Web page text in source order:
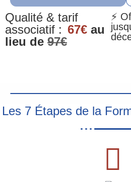
Qualité & tarif
associatif : 67€ au
lieu de 97€
⚡
Les 7 Étapes de la